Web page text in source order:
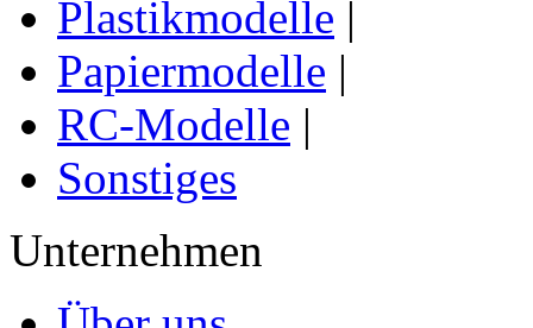
Plastikmodelle |
Papiermodelle |
RC-Modelle |
Sonstiges
Unternehmen